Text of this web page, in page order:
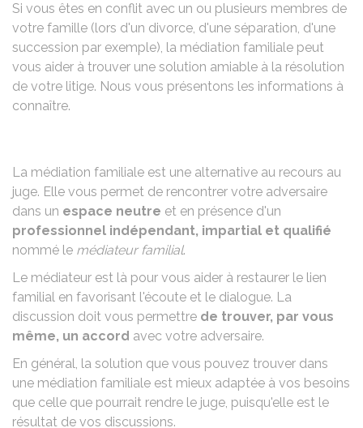
Si vous êtes en conflit avec un ou plusieurs membres de
votre famille (lors d'un divorce, d'une séparation, d'une
succession par exemple), la médiation familiale peut
vous aider à trouver une solution amiable à la résolution
de votre litige. Nous vous présentons les informations à
connaître.
La médiation familiale est une alternative au recours au
juge. Elle vous permet de rencontrer votre adversaire
dans un espace neutre et en présence d'un
professionnel indépendant, impartial et qualifié
nommé le médiateur familial.
Le médiateur est là pour vous aider à restaurer le lien
familial en favorisant l'écoute et le dialogue. La
discussion doit vous permettre de trouver, par vous
même, un accord avec votre adversaire.
En général, la solution que vous pouvez trouver dans
une médiation familiale est mieux adaptée à vos besoins
que celle que pourrait rendre le juge, puisqu'elle est le
résultat de vos discussions.